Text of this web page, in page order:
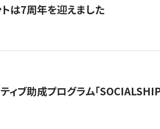
は7周年を迎えました
ィブ助成プログラム「